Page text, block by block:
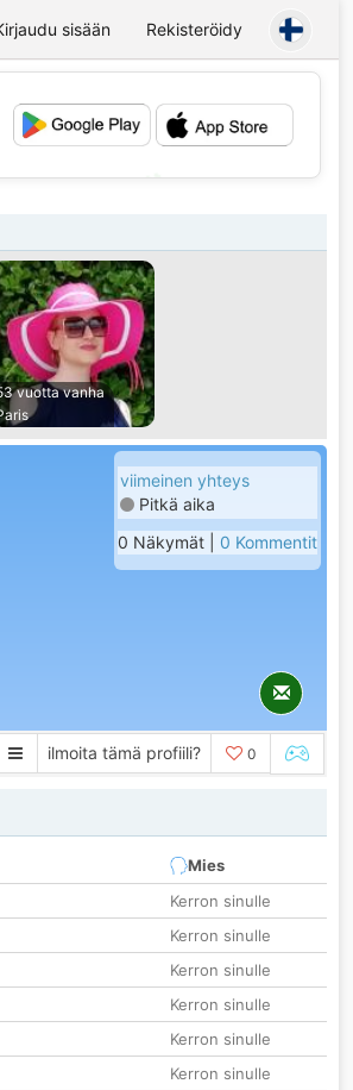
sisään Rekisteröidy
vuotta vanha
viimeinen yhteys
Pitkä aika
0 Näkymät | 0 Kommentit
ilmoita tämä profiili? 0
Mies
Kerron sinulle
Kerron sinulle
Kerron sinulle
Kerron sinulle
Kerron sinulle
Kerron sinulle